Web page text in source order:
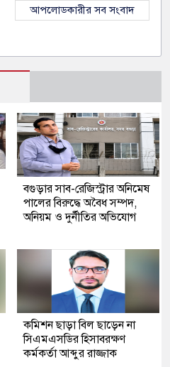
আপলোডকারীর সব সংবাদ
বগুড়ার সাব-রেজিস্ট্রার অনিমেষ
পালের বিরুদ্ধে অবৈধ সম্পদ,
অনিয়ম ও দুর্নীতির অভিযোগ
কমিশন ছাড়া বিল ছাড়েন না
সিএমএসডির হিসাবরক্ষণ
কর্মকর্তা আব্দুর রাজ্জাক